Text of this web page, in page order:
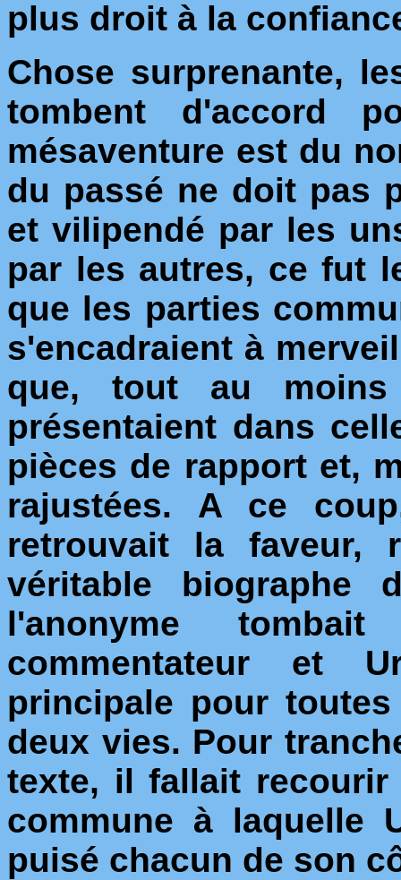
plus droit à la
Chose surprenante,
tombent d'accord
mésaventure est du
du passé ne doit pas
et vilipendé par les
par les autres, ce fut
que les parties
s'encadraient à
que, tout au
présentaient dans
pièces de rapport et,
rajustées. A ce
retrouvait la faveur,
véritable biographe
l'anonyme
commentateur et
principale pour
deux vies. Pour
texte, il fallait
commune à laquelle
puisé chacun de son